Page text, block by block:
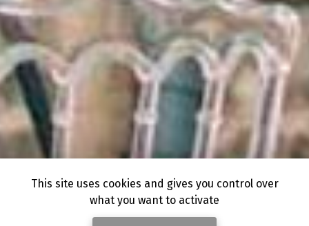
This site uses cookies and gives you control over
what you want to activate